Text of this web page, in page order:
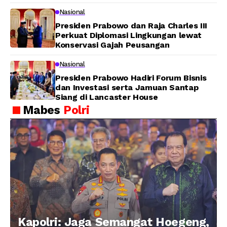
Nasional
Presiden Prabowo dan Raja Charles III
Perkuat Diplomasi Lingkungan lewat
Konservasi Gajah Peusangan
Nasional
Presiden Prabowo Hadiri Forum Bisnis
dan Investasi serta Jamuan Santap
Siang di Lancaster House
Mabes Polri
Kapolri: Jaga Semangat Hoegeng,